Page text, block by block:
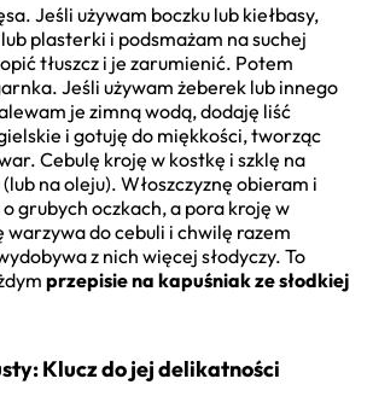
Jeśli używam boczku lub kiełbasy,
plasterki i podsmażam na suchej
tłuszcz i je zarumienić. Potem
Jeśli używam żeberek lub innego
je zimną wodą, dodaję liść
i gotuję do miękkości, tworząc
Cebulę kroję w kostkę i szklę na
(lub na oleju). Włoszczyznę obieram i
grubych oczkach, a pora kroję w
do cebuli i chwilę razem
z nich więcej słodyczy. To
przepisie na kapuśniak ze słodkiej
Klucz do jej delikatności